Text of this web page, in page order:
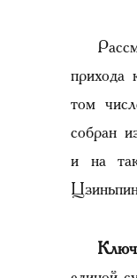
прихода
том
собран
и на